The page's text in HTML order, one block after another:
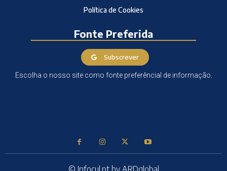
Política de Cookies
Fonte Preferida
Subscrever
Escolha o nosso site como fonte preferêncial de informação.